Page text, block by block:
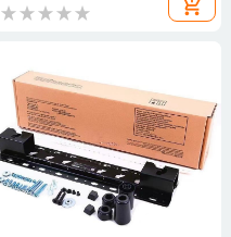
add_shopping_cart